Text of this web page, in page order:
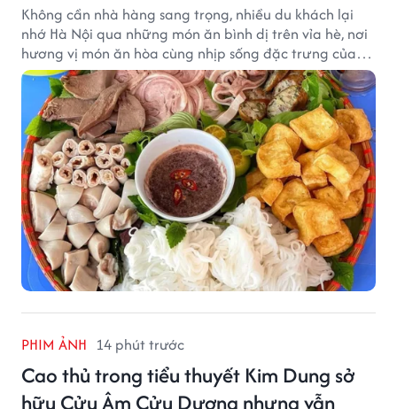
Không cần nhà hàng sang trọng, nhiều du khách lại
nhớ Hà Nội qua những món ăn bình dị trên vỉa hè, nơi
hương vị món ăn hòa cùng nhịp sống đặc trưng của
phố phường.
PHIM ẢNH 14 phút trước
Cao thủ trong tiểu thuyết Kim Dung sở
hữu Cửu Âm Cửu Dương nhưng vẫn